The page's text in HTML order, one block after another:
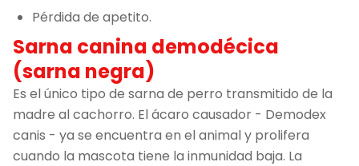
Pérdida de apetito.
Sarna canina demodécica
(sarna negra)
Es el único tipo de sarna de perro transmitido de la
madre al cachorro. El ácaro causador - Demodex
canis - ya se encuentra en el animal y prolifera
cuando la mascota tiene la inmunidad baja. La